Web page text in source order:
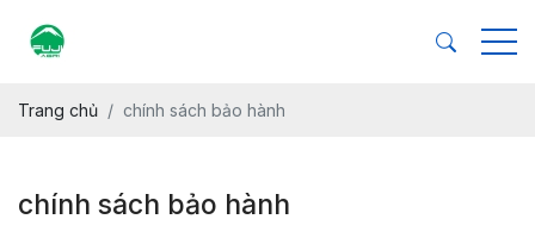
PHÂN BÓN HỮU CƠ
Trang chủ
chính sách bảo hành
chính sách bảo hành